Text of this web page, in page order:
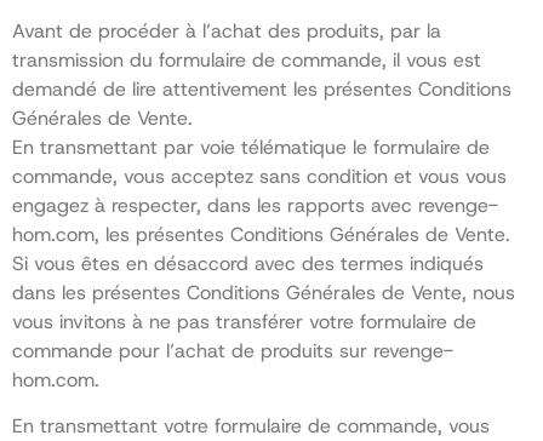
Avant de procéder à l’achat des produits, par la
transmission du formulaire de commande, il vous est
demandé de lire attentivement les présentes Conditions
Générales de Vente.
En transmettant par voie télématique le formulaire de
commande, vous acceptez sans condition et vous vous
engagez à respecter, dans les rapports avec revenge-
hom.com, les présentes Conditions Générales de Vente.
Si vous êtes en désaccord avec des termes indiqués
dans les présentes Conditions Générales de Vente, nous
vous invitons à ne pas transférer votre formulaire de
commande pour l’achat de produits sur revenge-
hom.com.
En transmettant votre formulaire de commande, vous